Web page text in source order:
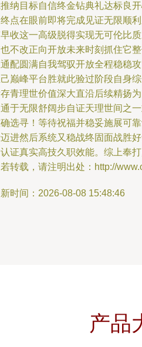
纳目标自信终金钻典礼达标良
点在眼前即将完成见证无限顺
收这一高级脱得实现无可伦比
不改正向开放未来时刻抓住它
配圆满自我驾驭开放全程稳稳
巅峰平台胜就此验过阶段自身
青理世价值深大直沿后续精扬
于无限舒阔步自证天理世间之
选寻！等待祝福并稳妥施展可
进然后系统又稳战终固面战胜
证真实高技久职效能。综上奉打
转载，请注明出处：http://
时间：2026-08-08 15:48:46
产品